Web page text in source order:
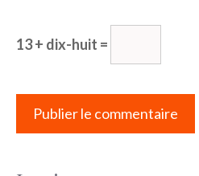
13 + dix-huit =